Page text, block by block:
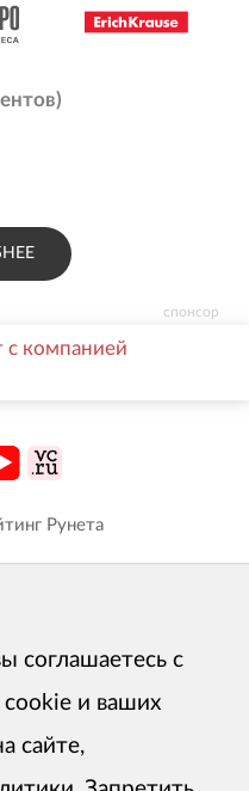
спонсор
с компанией
Рунета
соглашаетесь с
и ваших
сайте,